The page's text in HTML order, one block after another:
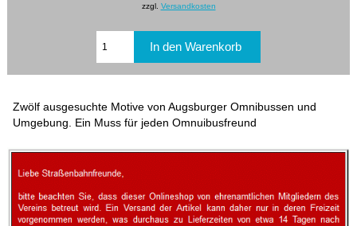
zzgl. Versandkosten
Zwölf ausgesuchte Motive von Augsburger Omnibussen und
Umgebung. Ein Muss für jeden Omnuibusfreund